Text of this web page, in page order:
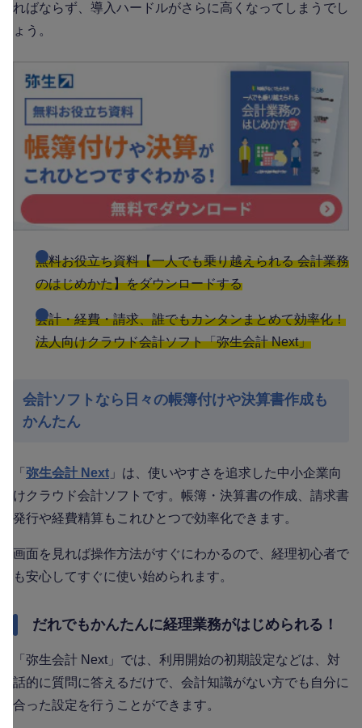
ればならず、導入ハードルがさらに高くなってしまうでし
ょう。
無料お役立ち資料【一人でも乗り越えられる 会計業務
のはじめかた】をダウンロードする
会計・経費・請求、誰でもカンタンまとめて効率化！
法人向けクラウド会計ソフト「弥生会計 Next」
会計ソフトなら日々の帳簿付けや決算書作成も
かんたん
「 弥生会計 Next 」は、使いやすさを追求した中小企業向
けクラウド会計ソフトです。帳簿・決算書の作成、請求書
発行や経費精算もこれひとつで効率化できます。
画面を見れば操作方法がすぐにわかるので、経理初心者で
も安心してすぐに使い始められます。
だれでもかんたんに経理業務がはじめられる！
「弥生会計 Next」では、利用開始の初期設定などは、対
話的に質問に答えるだけで、会計知識がない方でも自分に
合った設定を行うことができます。